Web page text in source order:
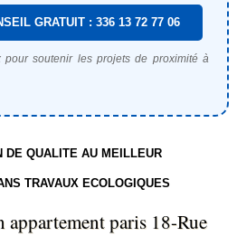
GRATUIT : 336 13 72 77 06
pour soutenir les projets de proximité à
DE QUALITE AU MEILLEUR
TRAVAUX ECOLOGIQUES
paris 18-Rue